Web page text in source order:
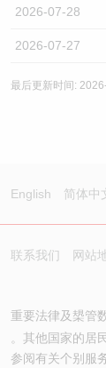
2026-07-28
2026-07-27
最后更新时间:
English 简体中
联系我们 网站
重要法律及槼管
。其他国家的居
参阅有关个别服